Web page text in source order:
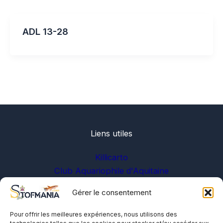
Gérer le consentement
Pour offrir les meilleures expériences, nous utilisons des
ADL 13-28
Liens utiles
Killicarto
Club Aquariophile d'Aquitaine